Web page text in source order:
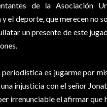
de la Asociación
el deporte, que merecen no
un presente de este
es jugarme por
injusticia con el señor
irrenunciable el afirmar que